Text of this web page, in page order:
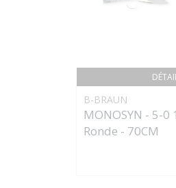
B-BRAUN
MONOSYN - 5-0
Ronde - 70CM